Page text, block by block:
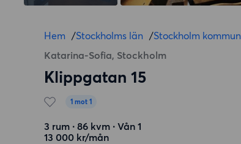
Hem /Stockholms län /Stockholm kommun
Katarina-Sofia, Stockholm
Klippgatan 15
1 mot 1
3 rum ∙ 86 kvm ∙ Vån 1
13 000 kr/mån